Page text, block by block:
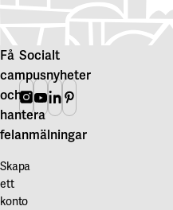
Få
campusnyheter
och
hantera
felanmälningar
Skapa
ett
konto
Socialt
Instagram
Youtube
Linkedin
Pinterest